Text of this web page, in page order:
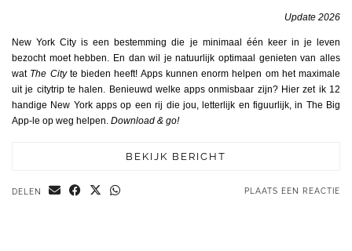
Update 2026
New York City is een bestemming die je minimaal één keer in je leven
bezocht moet hebben. En dan wil je natuurlijk optimaal genieten van alles
wat The City te bieden heeft! Apps kunnen enorm helpen om het maximale
uit je citytrip te halen. Benieuwd welke apps onmisbaar zijn? Hier zet ik 12
handige New York apps op een rij die jou, letterlijk en figuurlijk, in The Big
App-le op weg helpen. Download & go!
BEKIJK BERICHT
DELEN PLAATS EEN REACTIE